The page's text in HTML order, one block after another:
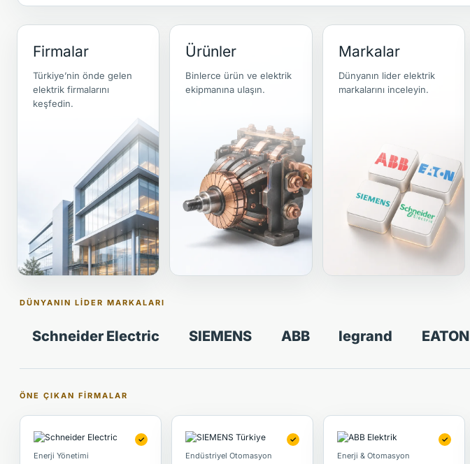
Firmalar
Türkiye’nin önde gelen
elektrik firmalarını
keşfedin.
Ürünler
Binlerce ürün ve elektrik
ekipmanına ulaşın.
Markalar
Dünyanın lider elektrik
markalarını inceleyin.
DÜNYANIN LIDER MARKALARI
Schneider Electric SIEMENS ABB legrand EATON
ÖNE ÇIKAN FIRMALAR
✓
Enerji Yönetimi
✓
Endüstriyel Otomasyon
✓
Enerji & Otomasyon